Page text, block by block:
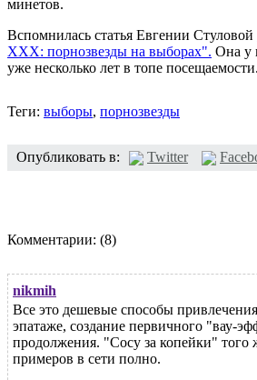
минетов.
Вспомнилась статья Евгении Стуловой
ХХХ: порнозвезды на выборах". Она у
уже несколько лет в топе посещаемости.
Теги: выборы, порнозвезды
Опубликовать в: Twitter
Комментарии: (8)
nikmih
Все это дешевые способы
эпатаже, создание первичного "вау-
продолжения. "Сосу за копейки" того
примеров в сети полно.